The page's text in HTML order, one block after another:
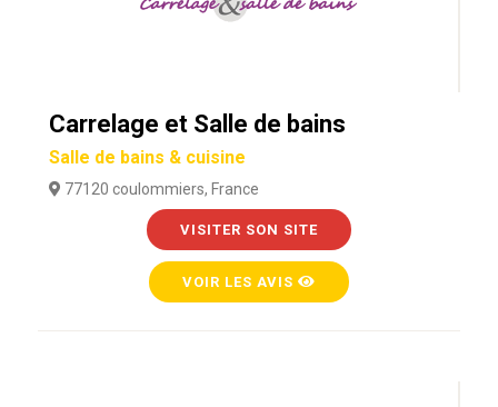
Carrelage et Salle de bains
Salle de bains & cuisine
77120 coulommiers, France
VISITER SON SITE
VOIR LES AVIS